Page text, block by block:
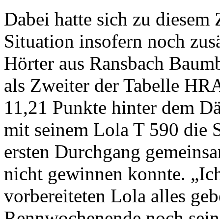
Dabei hatte sich zu
Situation insofern noch
Hörter aus Ransbach
als Zweiter der Tabelle
11,21 Punkte hinter dem
mit seinem Lola T 590 die
ersten Durchgang
nicht gewinnen konnte.
vorbereiteten Lola alles